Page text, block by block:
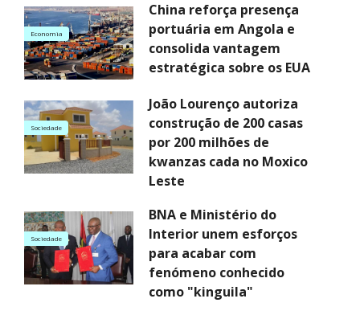
Economia
China reforça presença
portuária em Angola e
consolida vantagem
estratégica sobre os EUA
Sociedade
João Lourenço autoriza
construção de 200 casas
por 200 milhões de
kwanzas cada no Moxico
Leste
Sociedade
BNA e Ministério do
Interior unem esforços
para acabar com
fenómeno conhecido
como "kinguila"